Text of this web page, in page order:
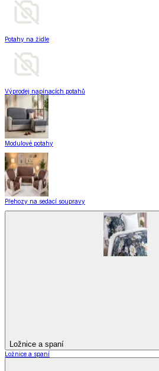
Potahy na židle
Výprodej napínacích potahů
Modulové potahy
Přehozy na sedací soupravy
Ložnice a spaní
Ložnice a spaní